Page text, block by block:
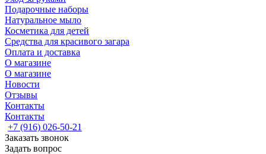
Подарочные наборы
Натуральное мыло
Косметика для детей
Средства для красивого загара
Оплата и доставка
О магазине
О магазине
Новости
Отзывы
Контакты
Контакты
+7 (916) 026-50-21
Заказать звонок
Задать вопрос